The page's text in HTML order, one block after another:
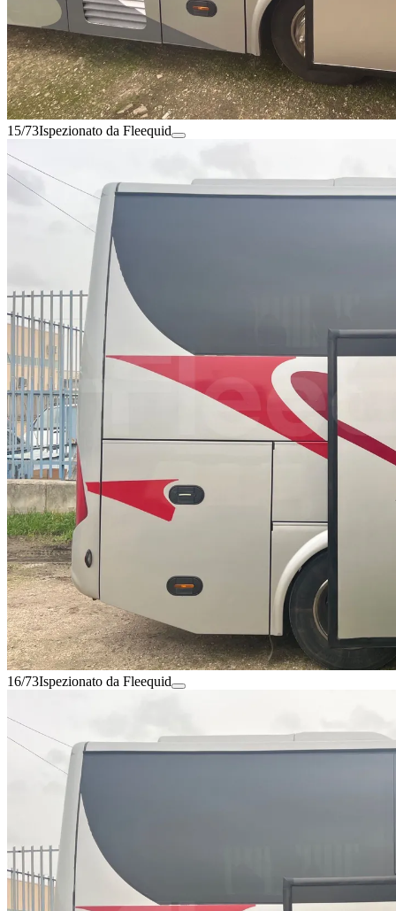
15/73Ispezionato da Fleequid
16/73Ispezionato da Fleequid